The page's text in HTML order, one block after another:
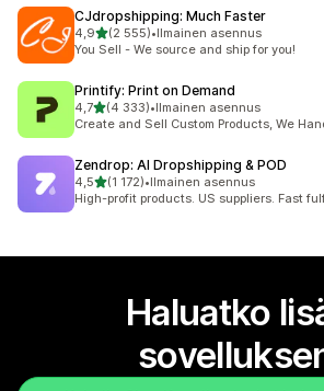
CJdropshipping: Much Faster
4,9/ 5 tähteä
(2 555)
2555 arvostelua yhteensä
•Ilmainen asennus
You Sell - We source and ship for you!
Printify: Print on Demand
4,7/ 5 tähteä
(4 333)
4333 arvostelua yhteensä
•Ilmainen asennus
Create and Sell Custom Products, We
Zendrop: AI Dropshipping & POD
4,5/ 5 tähteä
(1 172)
1172 arvostelua yhteensä
•Ilmainen asennus
High-profit products. US suppliers. Fast
Haluatko